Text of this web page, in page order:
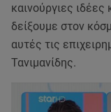
καινούργιες
δείξουμε στον
αυτές τις
Τανιμανίδης.